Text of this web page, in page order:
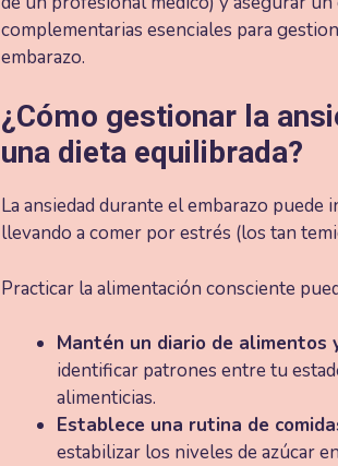
complementarias esenciales para
embarazo.
¿Cómo gestionar la
una dieta equilibrada?
La ansiedad durante el embarazo
llevando a comer por estrés (los tan
Practicar la alimentación consciente
Mantén un diario de alimentos
identificar patrones entre tu
alimenticias.
Establece una rutina de
estabilizar los niveles de azúcar